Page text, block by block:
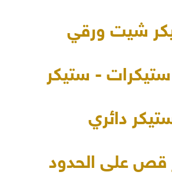
شيت ورقي
- ستيكر
دائري
قص على الحدود